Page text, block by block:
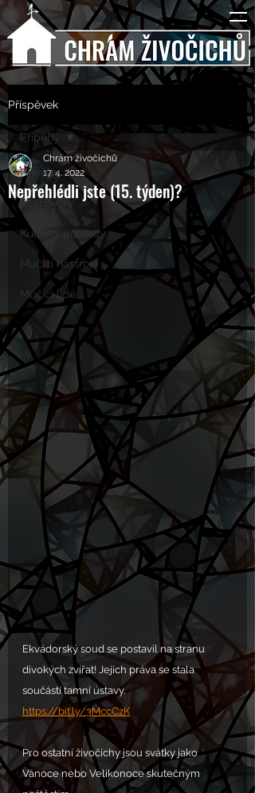
Příspěvek
Příběhy
Rozhovory
Kulturní pohledy
Mučící nástroje
Mučící lidé
Příběhy
Nepřehlédli jste (15. týden)?
Chrám živočichů
17. 4. 2022
Ekvádorský soud se postavil na stranu
divokých zvířat! Jejich práva se stala
součástí tamní ústavy.
https://bit.ly/3MccCzK
Pro ostatní živočichy jsou svátky jako
Vánoce nebo Velikonoce skutečným